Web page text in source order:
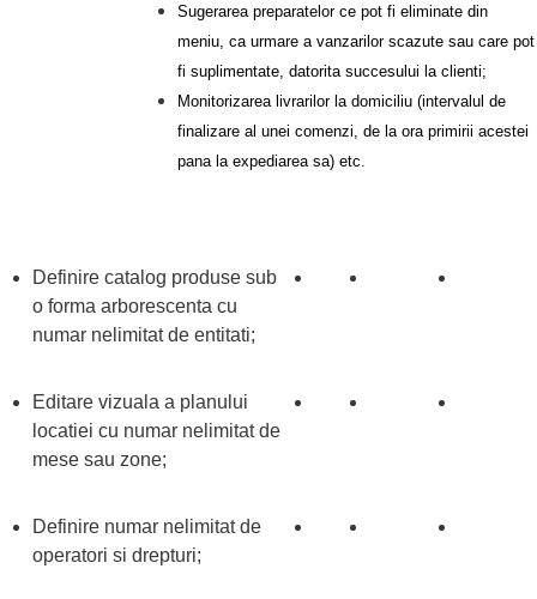
Sugerarea preparatelor ce pot fi eliminate din
meniu, ca urmare a vanzarilor scazute sau care pot
fi suplimentate, datorita succesului la clienti;
Monitorizarea livrarilor la domiciliu (intervalul de
finalizare al unei comenzi, de la ora primirii acestei
pana la expediarea sa) etc.
Definire catalog produse sub
o forma arborescenta cu
numar nelimitat de entitati;
Editare vizuala a planului
locatiei cu numar nelimitat de
mese sau zone;
Definire numar nelimitat de
operatori si drepturi;